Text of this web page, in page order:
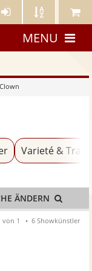
Künstler- Künstler Meine
MENU
Clown
Varieté &
ÄNDERN
von 1 6 Showkünstler